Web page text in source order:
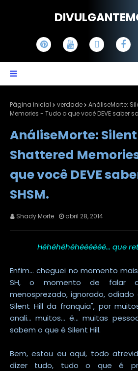
Página inicial verdade
AnáliseMorte:
Memories - Tudo o que você DEVE saber
AnáliseMorte:
Shattered
que você DEVE
SHSM.
Shady Morte abril 28, 2014
Héhéhéhéhéééééé... que
Enfim... cheguei no momento
SH, o momento de falar
menosprezado, ignorado, odiado
Silent Hill da franquia", por
anali... muitos... é... muitas
sabem o que é Silent Hill.
Bem, estou eu aqui, todo
dizer tudo, tudo o que é